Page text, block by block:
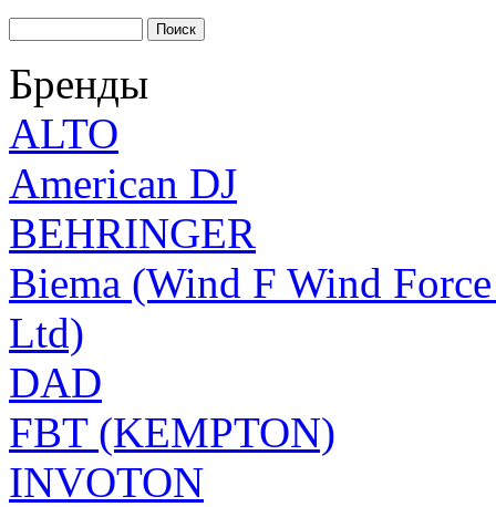
Бренды
ALTO
American DJ
BEHRINGER
Biema (Wind F Wind
Ltd)
DAD
FBT (KEMPTON)
INVOTON